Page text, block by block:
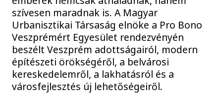
szívesen maradnak is. A Magyar
Urbanisztikai Társaság elnöke a Pro Bono
Veszprémért Egyesület rendezvényén
beszélt Veszprém adottságairól, modern
építészeti örökségéről, a belvárosi
kereskedelemről, a lakhatásról és a
városfejlesztés új lehetőségeiről.